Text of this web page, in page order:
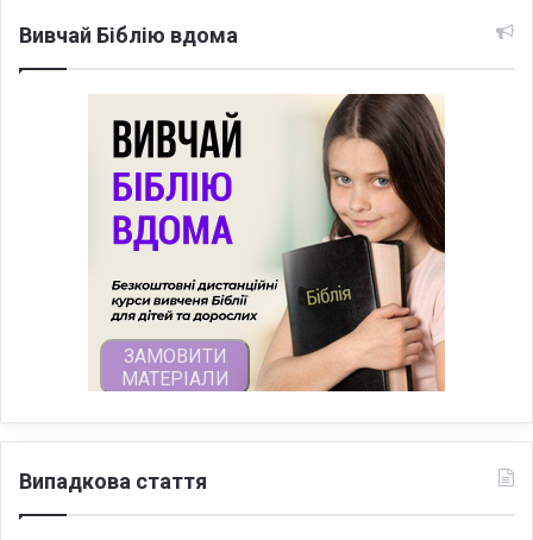
Вивчай Біблію вдома
Випадкова стаття